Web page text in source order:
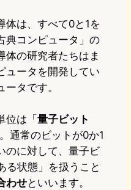
体は、すべて0と1を
典コンピュータ」の
体の研究者たちはま
ュータを開発してい
タです。
位は「 量子ビット
通常のビットが0か1
のに対して、量子ビ
る状態」を扱うこと
わせといいます。